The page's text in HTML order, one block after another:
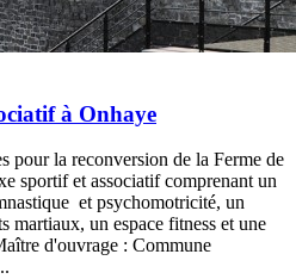
à Onhaye
pour la reconversion de la Ferme de
sportif et associatif comprenant un
et psychomotricité, un
martiaux, un espace fitness et une
d'ouvrage : Commune